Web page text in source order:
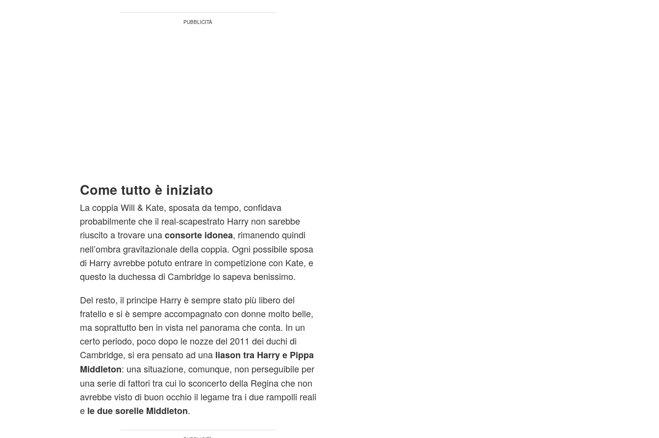
Come tutto è iniziato
La coppia Will & Kate, sposata da tempo, confidava
probabilmente che il real-scapestrato Harry non sarebbe
riuscito a trovare unaconsorte idonea, rimanendo quindi
nell’ombra gravitazionale della coppia. Ogni possibile sposa
di Harry avrebbe potuto entrare in competizione con Kate, e
questo la duchessa di Cambridge lo sapeva benissimo.
Del resto, il principe Harry è sempre stato più libero del
fratello e si è sempre accompagnato con donne molto belle,
ma soprattutto ben in vista nel panorama che conta. In un
certo periodo, poco dopo le nozze del 2011 dei duchi di
Cambridge, si era pensato ad una liason tra Harry e Pippa
Middleton: una situazione, comunque, non perseguibile per
una serie di fattori tra cui lo sconcerto della Regina che non
avrebbe visto di buon occhio il legame tra i due rampolli reali
e le due sorelle Middleton.